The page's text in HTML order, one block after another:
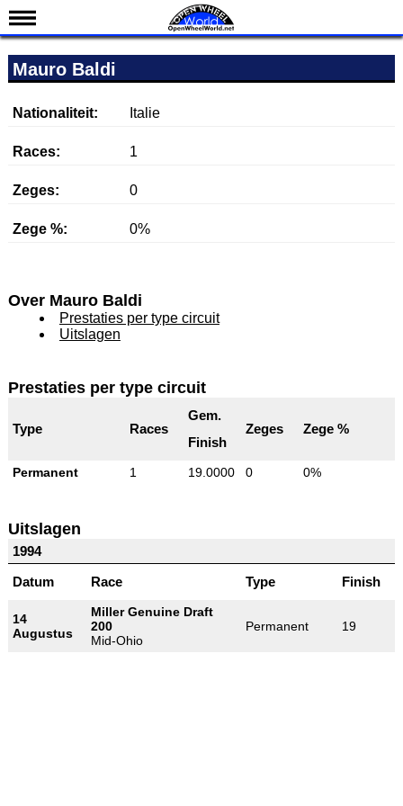
Nieuws
Kalender
Uitslagen
Teams
IndyCar 101
Mauro Baldi
Nationaliteit: Italie
Races: 1
Zeges: 0
Zege %: 0%
Over Mauro Baldi
Prestaties per type circuit
Uitslagen
Prestaties per type circuit
Type Races
Gem.
Finish
Zeges Zege %
Permanent 1 19.0000 0 0%
Uitslagen
1994
Datum
Race Type Finish
14
Augustus
Miller Genuine Draft
200
Mid-Ohio
Permanent 19